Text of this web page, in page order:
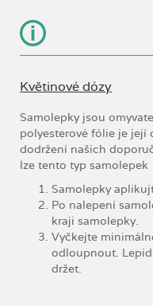
Květinové dózy
Samolepky jsou
polyesterové fólie je její
dodržení našich
lze tento typ
Samolepky
Po nalepení
kraji samolepky.
Vyčkejte
odloupnout.
držet.